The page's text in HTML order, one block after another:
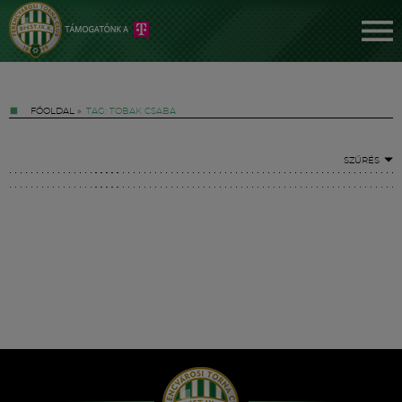
FŐOLDAL » TAG: TOBAK CSABA
SZŰRÉS
Hírek